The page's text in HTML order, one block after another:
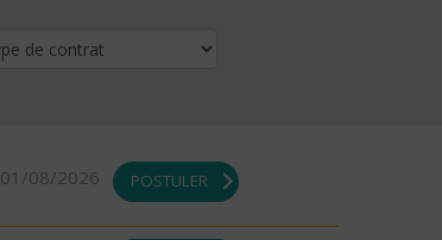
01/08/2026 POSTULER